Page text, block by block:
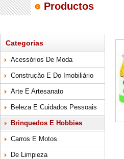
Productos
Categorias
Acessórios De Moda
Construção E Do Imobiliário
Arte E Artesanato
Beleza E Cuidados Pessoais
Brinquedos E Hobbies
Carros E Motos
De Limpieza